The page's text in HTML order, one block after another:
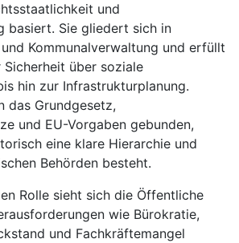
und
basiert. Sie gliedert sich in
Kommunalverwaltung und erfüllt
über soziale
hin zur Infrastrukturplanung.
das Grundgesetz,
und EU-Vorgaben gebunden,
eine klare Hierarchie und
Behörden besteht.
Rolle sieht sich die Öffentliche
wie Bürokratie,
und Fachkräftemangel